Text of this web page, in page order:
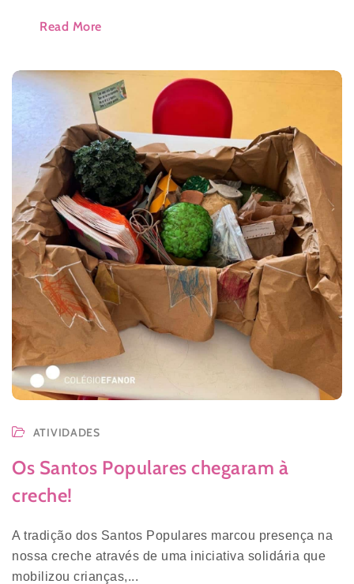
Read More
ATIVIDADES
Os Santos Populares chegaram à
creche!
A tradição dos Santos Populares marcou presença na
nossa creche através de uma iniciativa solidária que
mobilizou crianças,...